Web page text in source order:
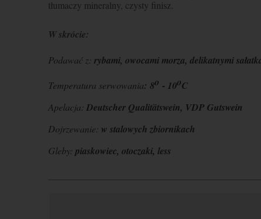
tłumaczy mineralny, czysty finisz.
W skrócie:
Podawać z: rybami, owocami morza, delikatnymi
Temperatura serwowania: 8o - 10oC
Apelacja: Deutscher Qualitätswein, VDP Gutswein
Dojrzewanie: w stalowych zbiornikach
Gleby: piaskowiec, otoczaki, less